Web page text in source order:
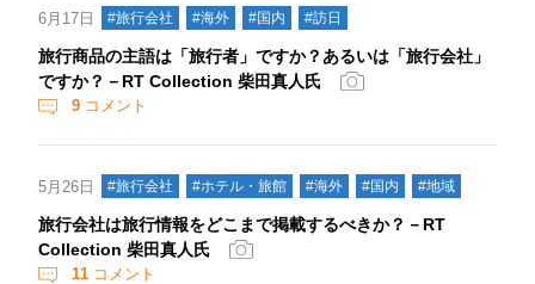
6月17日 #旅行会社 #海外 #国内 #訪日
旅行商品の主語は「旅行者」ですか？あるいは「旅行会社」
ですか？－RT Collection 柴田真人氏
9 コメント
5月26日 #旅行会社 #ホテル・旅館 #海外 #国内 #地域
旅行会社は旅行情報をどこまで掲載するべきか？－RT
Collection 柴田真人氏
11 コメント